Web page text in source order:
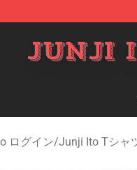
ログイン/Junji Ito Tシャ